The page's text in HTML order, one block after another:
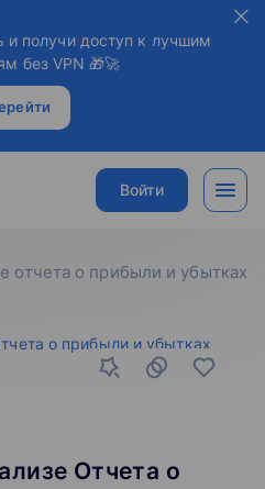
и получи доступ к лучшим
без VPN 🎁🚀
Войти
отчета о прибыли и убытках
Отчета о